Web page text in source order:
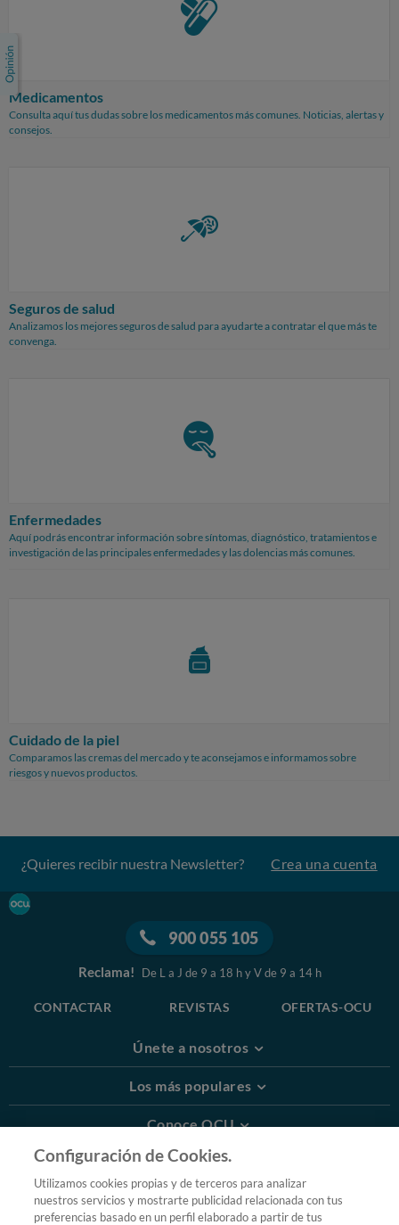
Medicamentos
Consulta aquí tus dudas sobre los medicamentos más comunes. Noticias, alertas y
consejos.
Seguros de salud
Analizamos los mejores seguros de salud para ayudarte a contratar el que más te
convenga.
Enfermedades
Aquí podrás encontrar información sobre síntomas, diagnóstico, tratamientos e
investigación de las principales enfermedades y las dolencias más comunes.
Cuidado de la piel
Comparamos las cremas del mercado y te aconsejamos e informamos sobre
riesgos y nuevos productos.
¿Quieres recibir nuestra Newsletter? Crea una cuenta
900 055 105
Reclama! De L a J de 9 a 18 h y V de 9 a 14 h
CONTACTAR REVISTAS OFERTAS-OCU
Únete a nosotros
Los más populares
Conoce OCU
Más Información
© 2026 OCU
Configuración de Cookies.
Utilizamos cookies propias y de terceros para analizar
nuestros servicios y mostrarte publicidad relacionada con tus
preferencias basado en un perfil elaborado a partir de tus